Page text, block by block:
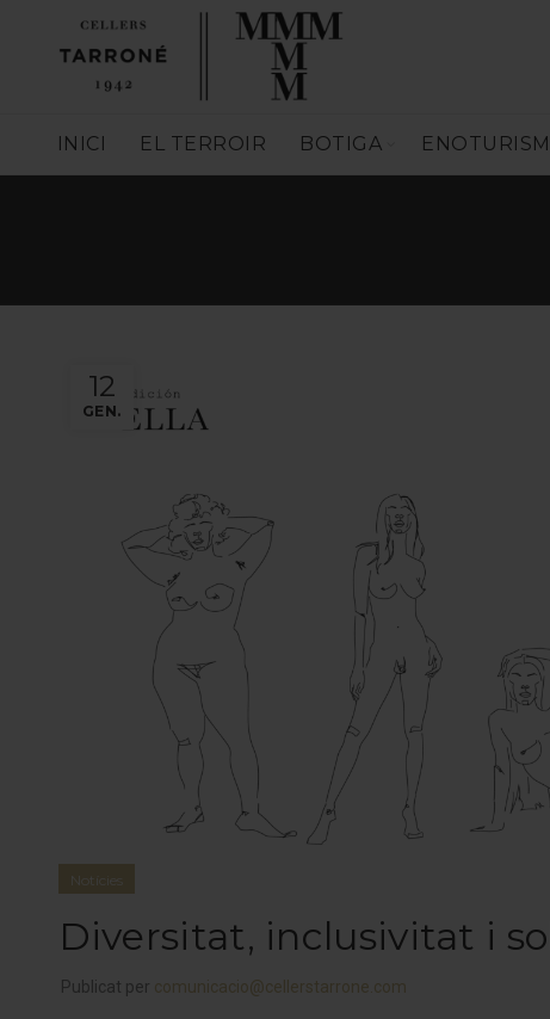
INICI EL TERROIR BOTIGA
12
GEN.
Notícies
Diversitat, inclusivitat i
Publicat per comunicacio@cellerstarrone.com